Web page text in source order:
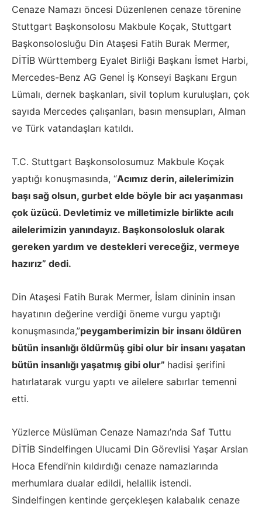
Cenaze Namazı öncesi Düzenlenen cenaze törenine
Stuttgart Başkonsolosu Makbule Koçak, Stuttgart
Başkonsolosluğu Din Ataşesi Fatih Burak Mermer,
DİTİB Württemberg Eyalet Birliği Başkanı İsmet Harbi,
Mercedes-Benz AG Genel İş Konseyi Başkanı Ergun
Lümalı, dernek başkanları, sivil toplum kuruluşları, çok
sayıda Mercedes çalışanları, basın mensupları, Alman
ve Türk vatandaşları katıldı.
T.C. Stuttgart Başkonsolosumuz Makbule Koçak
yaptığı konuşmasında, “Acımız derin, ailelerimizin
başı sağ olsun, gurbet elde böyle bir acı yaşanması
çok üzücü. Devletimiz ve milletimizle birlikte acılı
ailelerimizin yanındayız. Başkonsolosluk olarak
gereken yardım ve destekleri vereceğiz, vermeye
hazırız” dedi.
Din Ataşesi Fatih Burak Mermer, İslam dininin insan
hayatının değerine verdiği öneme vurgu yaptığı
konuşmasında,”peygamberimizin bir insanı öldüren
bütün insanlığı öldürmüş gibi olur bir insanı yaşatan
bütün insanlığı yaşatmış gibi olur” hadisi şerifini
hatırlatarak vurgu yaptı ve ailelere sabırlar temenni
etti.
Yüzlerce Müslüman Cenaze Namazı’nda Saf Tuttu
DİTİB Sindelfingen Ulucami Din Görevlisi Yaşar Arslan
Hoca Efendi’nin kıldırdığı cenaze namazlarında
merhumlara dualar edildi, helallik istendi.
Sindelfingen kentinde gerçekleşen kalabalık cenaze